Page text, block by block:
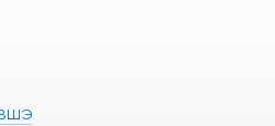
ВШЭ